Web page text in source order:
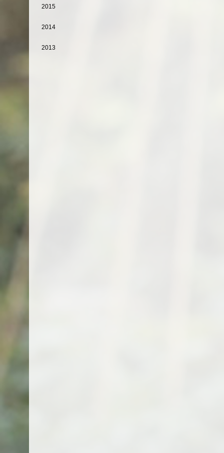
2015
2014
2013